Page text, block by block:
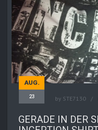
AUG.
23 by STE7130
GERADE IN DER